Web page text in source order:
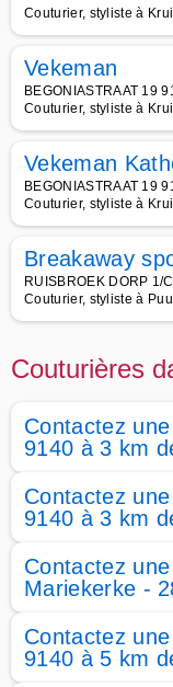
Couturier, styliste à
Vekeman
BEGONIASTRAAT 19
Couturier, styliste à
Vekeman
BEGONIASTRAAT 19
Couturier, styliste à
Breakaway
RUISBROEK DORP 1/
Couturier, styliste à
Couturières
Contactez
9140 à 3 km
Contactez
9140 à 3 km
Contactez
Mariekerke -
Contactez
9140 à 5 km